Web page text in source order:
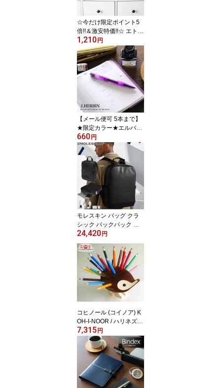
☆今だけ限定ポイント5
倍!!＆激安特価!!☆ エトラ
ンジェ ディ コスタリカ /
レバーファイル A4 2穴
背幅60mm（CUO-01 / S
BD1-A4）【etranger di c
ostarica ファイル リング
ファイル レバーアーチフ
ァイル 縦型 大容量 デザ
イン おしゃれ カラフ
ル】
1,210円
【メール便可 5本まで】
★限定カラー★エルバン
J.HERBIN / カートリッジ
インク用 ローラーボール
ペン（スケルトン ヴィオ
レパンセ）（hb-pen03v
p）【ローラーボール 水
性 ボールペン デザイン
おしゃれ フランス 輸入
筆記具】
660円
モレスキン バッグ クラ
シック バックパック ブ
ラック（713679）（518
0279）【MOLESKINE
リュック メンズ レディ
ース カバン おしゃれ ビ
ジネス 大人】
24,420円
コヒノール (コイノア) K
OH-I-NOOR / ハリネズミ
色鉛筆スタンド (小) 24本
セット （520706）【色
鉛筆 ペンスタンド デザ
イン おしゃれ かわいい
輸入】
7,315円